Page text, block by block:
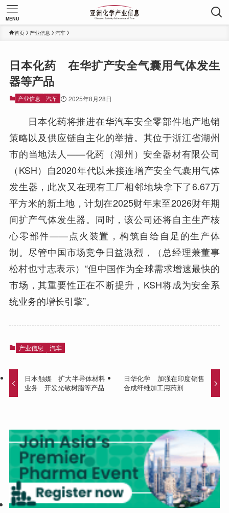
MENU
首页 产业信息 汽车
日本化药 在华扩产安全气囊用气体发生
器等产品
产业信息 汽车 2025年8月28日
日本化药将推进在华汽车安全零部件地产地销
策略以及供应链自主化的举措。其位于浙江省湖州
市的当地法人——化药（湖州）安全器材有限公司
（KSH）自2020年代以来接连增产安全气囊用气体
发生器，此次又在现有工厂相邻地块拿下了6.67万
平方米的新土地，计划在2025财年末至2026财年期
间扩产气体发生器。同时，该公司还将自主生产核
心零部件——点火装置，构筑自给自足的生产体
制。尽管中国市场竞争日益激烈，（总经理兼董事
松村也寸志表示）“但中国作为全球需求增速最快的
市场，其重要性正在不断提升，KSH将成为安全系
统业务的增长引擎”。
产业信息 汽车
日本触媒 扩大半导体材料
业务 开发光敏树脂等产品
日华化学 加强在印度销售
合成纤维加工用药剂